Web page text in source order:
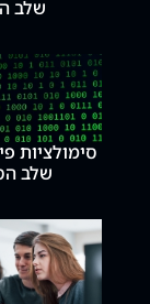
שלב
סימולציות
שלב